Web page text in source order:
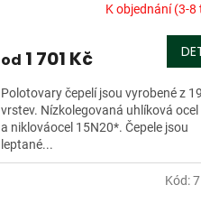
K objednání (3-8
od 1 701 Kč
Polotovary čepelí jsou vyrobené z
vrstev. Nízkolegovaná uhlíková
a niklováocel 15N20*. Čepele jsou
leptané...
Kód: